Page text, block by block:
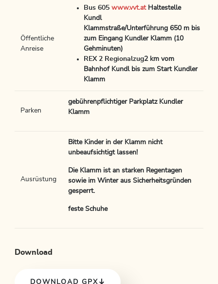
Öffentliche
Anreise
Bus 605 www.vvt.atHaltestelle
Kundl
Klammstraße/Unterführung 650 m bis
zum Eingang Kundler Klamm (10
Gehminuten)
REX 2 Regionalzug2 km vom
Bahnhof Kundl bis zum Start Kundler
Klamm
Parken
gebührenpflichtiger Parkplatz Kundler
Klamm
Ausrüstung
Bitte Kinder in der Klamm nicht
unbeaufsichtigt lassen!
Die Klamm ist an starken Regentagen
sowie im Winter aus Sicherheitsgründen
gesperrt.
feste Schuhe
Download
DOWNLOAD GPX